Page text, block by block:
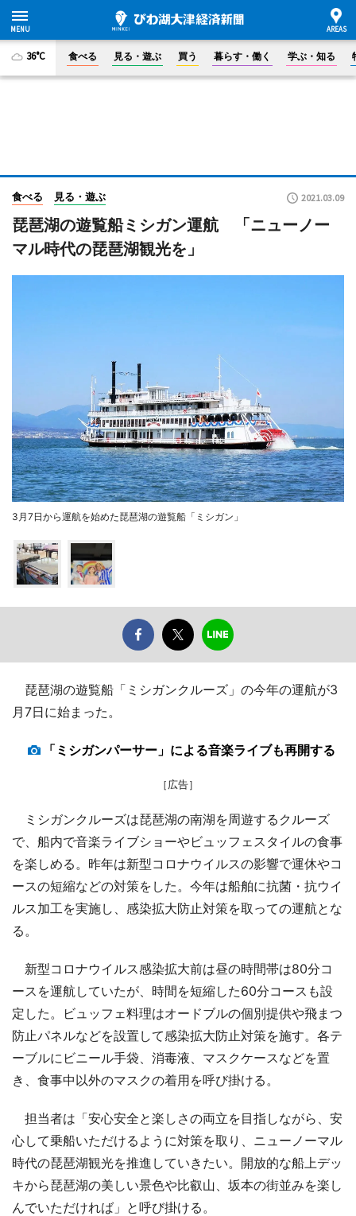
36°C 食べる 見る・遊ぶ 買う 暮らす・働く 学ぶ・知る
食べる 見る・遊ぶ 2021.03.09
琵琶湖の遊覧船ミシガン運航 「ニューノー
マル時代の琵琶湖観光を」
3月7日から運航を始めた琵琶湖の遊覧船「ミシガン」
琵琶湖の遊覧船「ミシガンクルーズ」の今年の運航が3
月7日に始まった。
「ミシガンパーサー」による音楽ライブも再開する
［広告］
ミシガンクルーズは琵琶湖の南湖を周遊するクルーズ
で、船内で音楽ライブショーやビュッフェスタイルの食事
を楽しめる。昨年は新型コロナウイルスの影響で運休やコ
ースの短縮などの対策をした。今年は船舶に抗菌・抗ウイ
ルス加工を実施し、感染拡大防止対策を取っての運航とな
る。
新型コロナウイルス感染拡大前は昼の時間帯は80分コ
ースを運航していたが、時間を短縮した60分コースも設
定した。ビュッフェ料理はオードブルの個別提供や飛まつ
防止パネルなどを設置して感染拡大防止対策を施す。各テ
ーブルにビニール手袋、消毒液、マスクケースなどを置
き、食事中以外のマスクの着用を呼び掛ける。
担当者は「安心安全と楽しさの両立を目指しながら、安
心して乗船いただけるように対策を取り、ニューノーマル
時代の琵琶湖観光を推進していきたい。開放的な船上デッ
キから琵琶湖の美しい景色や比叡山、坂本の街並みを楽し
んでいただければ」と呼び掛ける。